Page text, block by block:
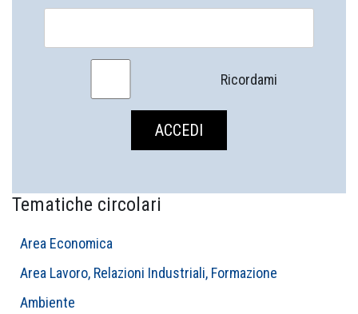
Ricordami
Tematiche circolari
Area Economica
Area Lavoro, Relazioni Industriali, Formazione
Ambiente